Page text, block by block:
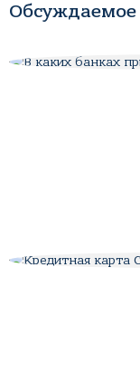
Обсуждаемое